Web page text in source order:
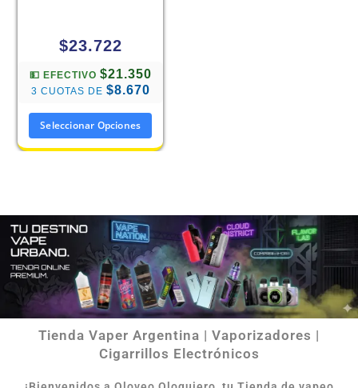
$23.722
💵 EFECTIVO $21.350
3 CUOTAS DE $8.670
Seleccionar Opciones
Tienda Vaper Argentina | Vaporizadores |
Cigarrillos Electrónicos